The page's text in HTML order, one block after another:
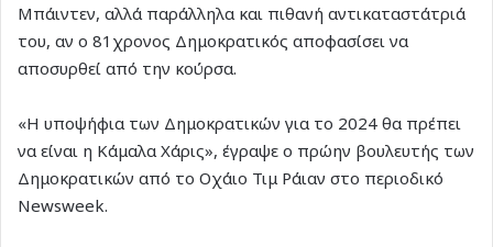
Μπάιντεν, αλλά παράλληλα και πιθανή αντικαταστάτριά
του, αν ο 81χρονος Δημοκρατικός αποφασίσει να
αποσυρθεί από την κούρσα.
«Η υποψήφια των Δημοκρατικών για το 2024 θα πρέπει
να είναι η Κάμαλα Χάρις», έγραψε ο πρώην βουλευτής των
Δημοκρατικών από το Οχάιο Τιμ Ράιαν στο περιοδικό
Newsweek.